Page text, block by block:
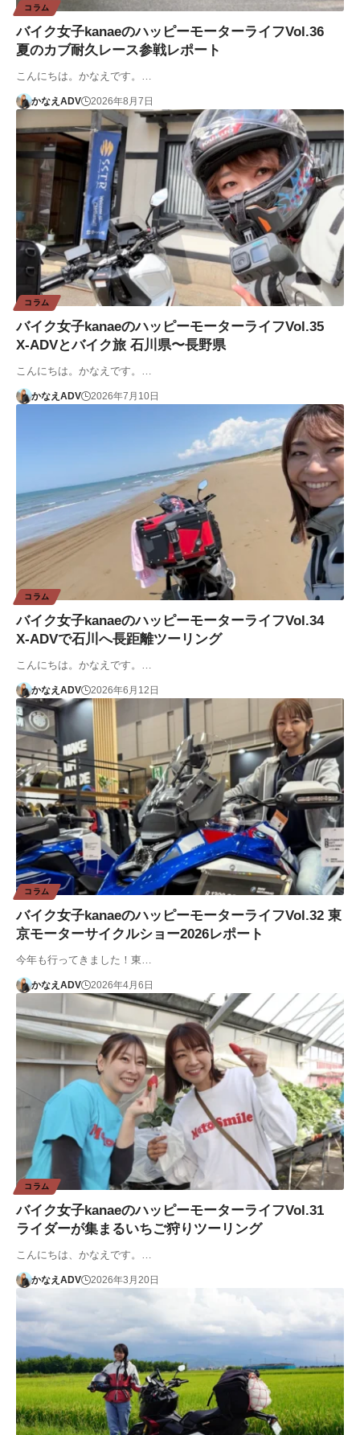
コラム
バイク女子kanaeのハッピーモーターライフVol.36
夏のカブ耐久レース参戦レポート
こんにちは。かなえです。…
かなえADV 2026年8月7日
コラム
バイク女子kanaeのハッピーモーターライフVol.35
X-ADVとバイク旅 石川県〜長野県
こんにちは。かなえです。…
かなえADV 2026年7月10日
コラム
バイク女子kanaeのハッピーモーターライフVol.34
X-ADVで石川へ長距離ツーリング
こんにちは。かなえです。…
かなえADV 2026年6月12日
コラム
バイク女子kanaeのハッピーモーターライフVol.32 東
京モーターサイクルショー2026レポート
今年も行ってきました！東…
かなえADV 2026年4月6日
コラム
バイク女子kanaeのハッピーモーターライフVol.31
ライダーが集まるいちご狩りツーリング
こんにちは、かなえです。…
かなえADV 2026年3月20日